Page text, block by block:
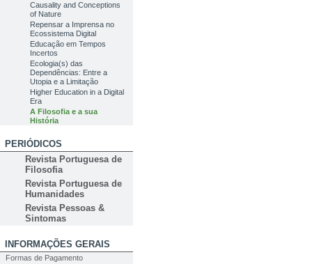
Causality and Conceptions
of Nature
Repensar a Imprensa no
Ecossistema Digital
Educação em Tempos
Incertos
Ecologia(s) das
Dependências: Entre a
Utopia e a Limitação
Higher Education in a Digital
Era
A Filosofia e a sua
História
PERIÓDICOS
Revista Portuguesa de
Filosofia
Revista Portuguesa de
Humanidades
Revista Pessoas &
Sintomas
INFORMAÇÕES GERAIS
Formas de Pagamento